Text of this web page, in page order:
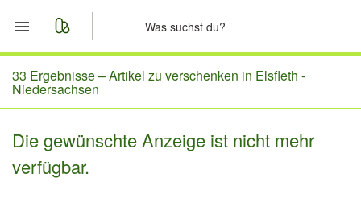
Start
Merkliste
Nachrichten
33 Ergebnisse –Artikel zu verschenken in Elsfleth -
Niedersachsen
Die gewünschte Anzeige ist nicht mehr
verfügbar.